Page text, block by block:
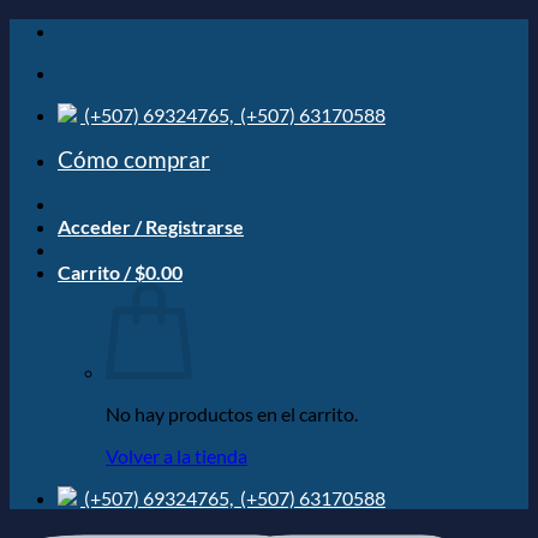
Saltar
contenido
(+507) 69324765, (+507) 63170588
Cómo comprar
Acceder / Registrarse
Carrito /$0.00
No hay productos en el carrito.
Volver a la tienda
(+507) 69324765, (+507) 63170588